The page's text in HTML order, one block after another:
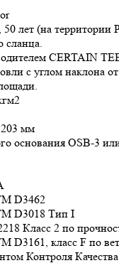
лет (на территории
сланца.
CERTAIN
с углом наклона
мм
основания OSB-3
D3462
D3018 Тип I
Класс 2 по
D3161, класс F по
Контроля